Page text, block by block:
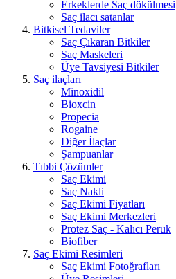
Erkeklerde Saç dökülmesi
Saç ilacı satanlar
Bitkisel Tedaviler
Saç Çıkaran Bitkiler
Saç Maskeleri
Üye Tavsiyesi Bitkiler
Saç ilaçları
Minoxidil
Bioxcin
Propecia
Rogaine
Diğer İlaçlar
Şampuanlar
Tıbbi Çözümler
Saç Ekimi
Saç Nakli
Saç Ekimi Fiyatları
Saç Ekimi Merkezleri
Protez Saç - Kalıcı Peruk
Biofiber
Saç Ekimi Resimleri
Saç Ekimi Fotoğrafları